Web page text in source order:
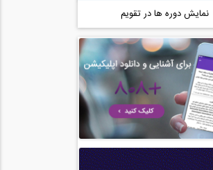
نمایش دوره ها در تقویم